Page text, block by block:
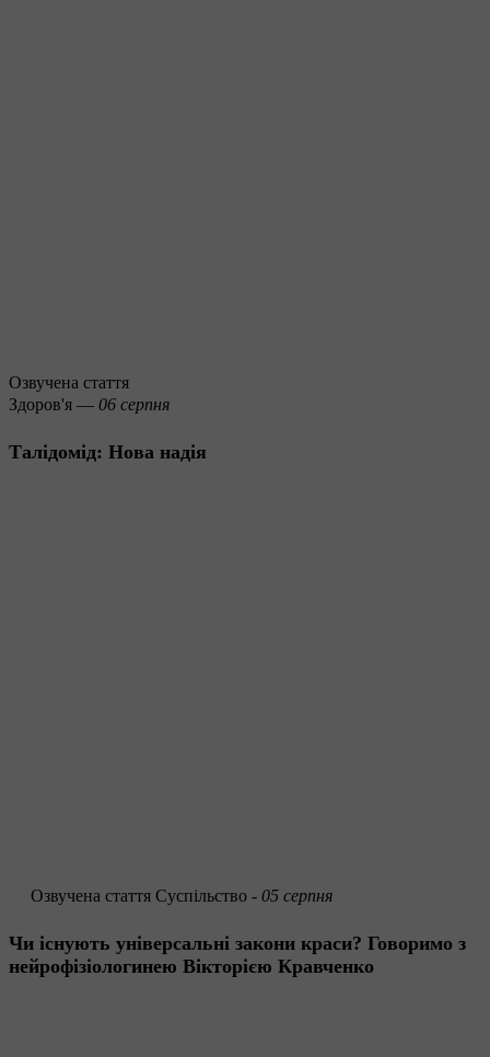
Озвучена стаття
Здоров'я — 06 серпня
Талідомід: Нова надія
Озвучена стаття Суспільство - 05 серпня
Чи існують універсальні закони краси? Говоримо з
нейрофізіологинею Вікторією Кравченко